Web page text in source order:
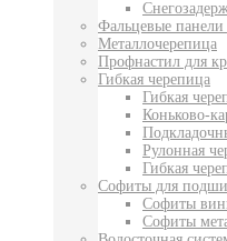
Фальцевые панели
Металлочерепица
Профнастил для
Гибкая черепица
Гибкая
Коньково-
Рулонная
Гибкая
Софиты для
Софиты
Софиты